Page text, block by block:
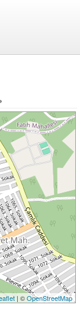
| ©OpenStreetMap